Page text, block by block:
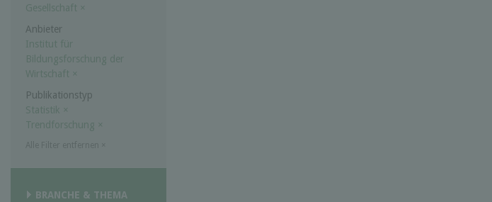
Gesellschaft ×
Anbieter
Institut für
Bildungsforschung der
Wirtschaft ×
Publikationstyp
Statistik ×
Trendforschung ×
BRANCHE & THEMA